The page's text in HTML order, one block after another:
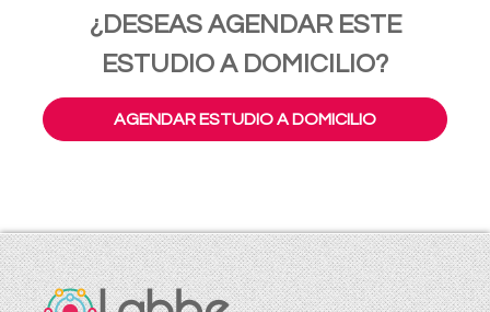
¿DESEAS AGENDAR ESTE
ESTUDIO A DOMICILIO?
AGENDAR ESTUDIO A DOMICILIO